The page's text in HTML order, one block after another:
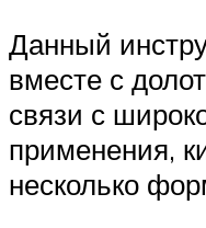
Данный
вместе с
связи с
применения,
несколько